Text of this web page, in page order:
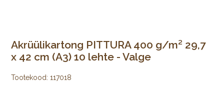
Akrüülikartong PITTURA 400 g/m² 29,7
x 42 cm (A3) 10 lehte - Valge
Tootekood: 117018